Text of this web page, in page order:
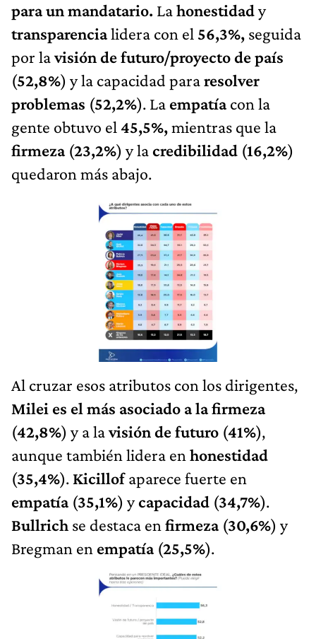
para un mandatario. Lahonestidady
transparencialidera con el 56,3%, seguida
por lavisión de futuro/proyecto de país
(52,8%) y la capacidad pararesolver
problemas (52,2%). La empatíacon la
gente obtuvo el 45,5%,mientras que la
firmeza(23,2%) y lacredibilidad (16,2%)
quedaron más abajo.
Al cruzar esos atributos con los dirigentes,
Milei es el más asociado a la firmeza
(42,8%) y a lavisión de futuro (41%),
aunque también lidera en honestidad
(35,4%). Kicillofaparece fuerte en
empatía(35,1%) ycapacidad (34,7%).
Bullrich se destaca en firmeza(30,6%) y
Bregman en empatía(25,5%).